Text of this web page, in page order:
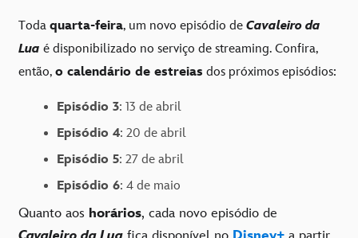
Toda quarta-feira, um novo episódio de Cavaleiro da
Lua é disponibilizado no serviço de streaming. Confira,
então, o calendário de estreias dos próximos episódios:
Episódio 3: 13 de abril
Episódio 4: 20 de abril
Episódio 5: 27 de abril
Episódio 6: 4 de maio
Quanto aos horários, cada novo episódio de